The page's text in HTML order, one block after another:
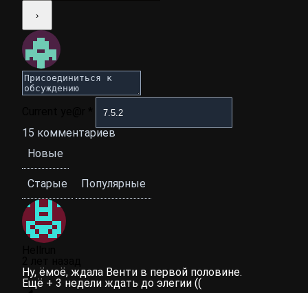
15 комментариев
Новые
Старые Популярные
Ну, ёмоё, ждала Венти в первой половине.
Ещё + 3 недели ждать до элегии ((